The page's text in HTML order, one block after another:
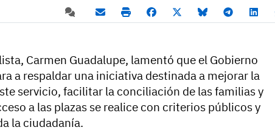
Carmen Guadalupe, lamentó que el Gobierno
a respaldar una iniciativa destinada a mejorar la
servicio, facilitar la conciliación de las familias y
a las plazas se realice con criterios públicos y
la ciudadanía.